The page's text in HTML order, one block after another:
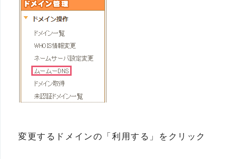
変更するドメインの「利用する」をクリック